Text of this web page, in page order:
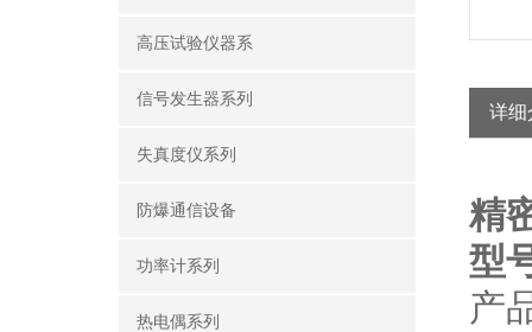
高压试验仪器系
信号发生器系列
失真度仪系列
防爆通信设备
功率计系列
热电偶系列
详细
精
型
产